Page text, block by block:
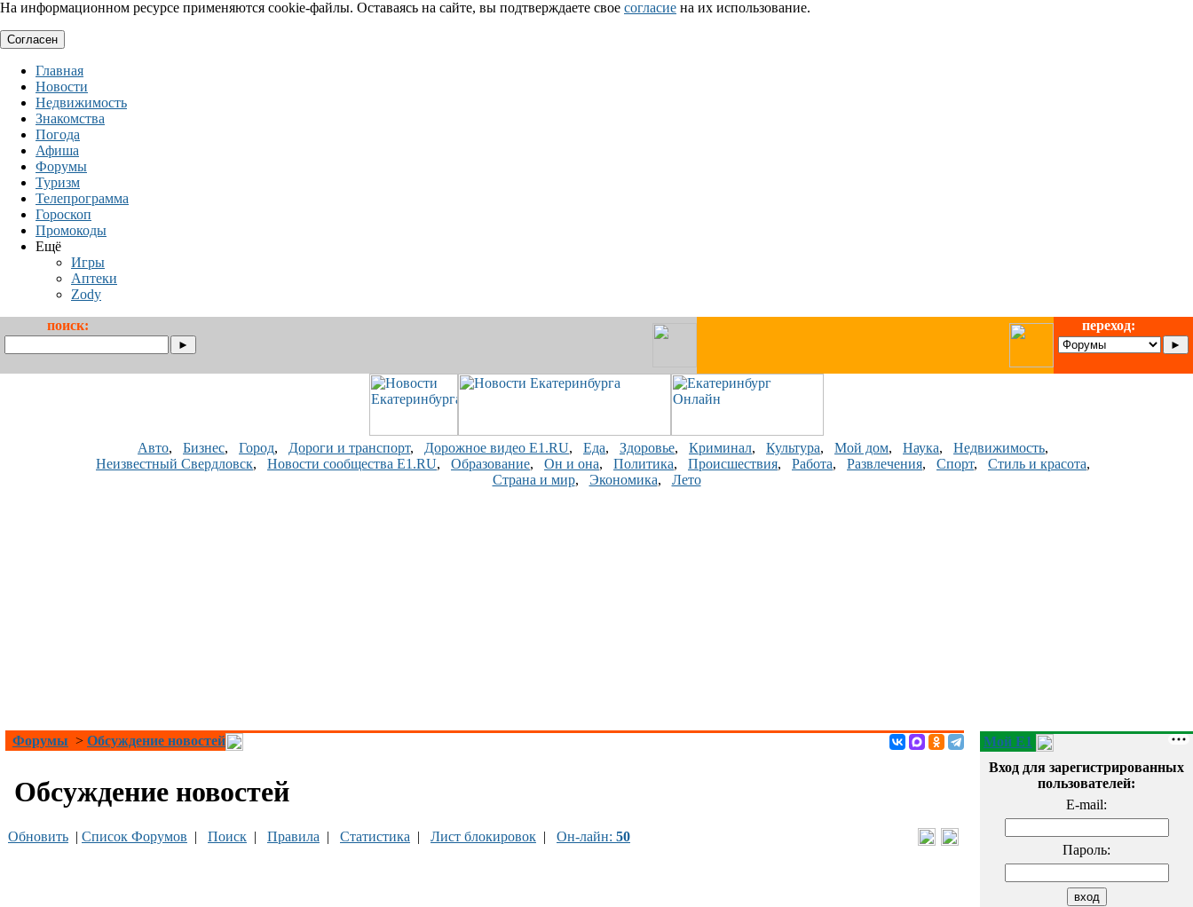
На информационном ресурсе применяются cookie-файлы. Оставаясь на сайте, вы подтверждаете свое согласие на их использование.
Согласен
Главная
Новости
Недвижимость
Знакомства
Погода
Афиша
Форумы
Туризм
Телепрограмма
Гороскоп
Промокоды
Ещё
Игры
Аптеки
Zody
поиск: переход:
Авто, Бизнес, Город, Дороги и транспорт, Дорожное видео E1.RU, Еда, Здоровье, Криминал, Культура, Мой дом, Наука, Недвижимость,
Неизвестный Свердловск, Новости сообщества E1.RU, Образование, Он и она, Политика, Происшествия, Работа, Развлечения, Спорт, Стиль и красота,
Страна и мир, Экономика, Лето
Форумы > Обсуждение новостей
Обсуждение новостей
Обновить | Список Форумов | Поиск | Правила | Статистика | Лист блокировок | Он-лайн: 50
Мой E1
Вход для зарегистрированных
пользователей:
E-mail:
Пароль: